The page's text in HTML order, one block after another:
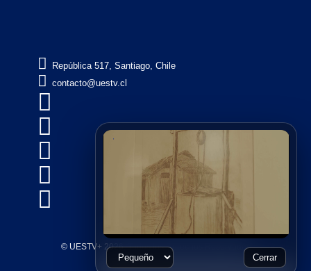
Cerrar
 República 517, Santiago, Chile
 contacto@uestv.cl





© UESTV+ 2026, Todos los Derechos Reservados